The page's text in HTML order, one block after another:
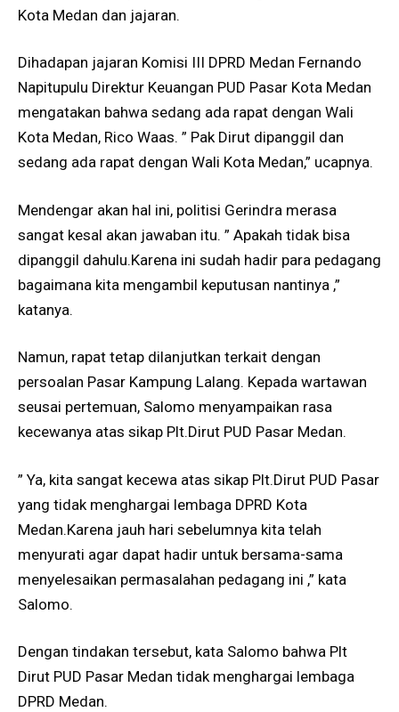
Kota Medan dan jajaran.
Dihadapan jajaran Komisi III DPRD Medan Fernando
Napitupulu Direktur Keuangan PUD Pasar Kota Medan
mengatakan bahwa sedang ada rapat dengan Wali
Kota Medan, Rico Waas. ” Pak Dirut dipanggil dan
sedang ada rapat dengan Wali Kota Medan,” ucapnya.
Mendengar akan hal ini, politisi Gerindra merasa
sangat kesal akan jawaban itu. ” Apakah tidak bisa
dipanggil dahulu.Karena ini sudah hadir para pedagang
bagaimana kita mengambil keputusan nantinya ,”
katanya.
Namun, rapat tetap dilanjutkan terkait dengan
persoalan Pasar Kampung Lalang. Kepada wartawan
seusai pertemuan, Salomo menyampaikan rasa
kecewanya atas sikap Plt.Dirut PUD Pasar Medan.
” Ya, kita sangat kecewa atas sikap Plt.Dirut PUD Pasar
yang tidak menghargai lembaga DPRD Kota
Medan.Karena jauh hari sebelumnya kita telah
menyurati agar dapat hadir untuk bersama-sama
menyelesaikan permasalahan pedagang ini ,” kata
Salomo.
Dengan tindakan tersebut, kata Salomo bahwa Plt
Dirut PUD Pasar Medan tidak menghargai lembaga
DPRD Medan.